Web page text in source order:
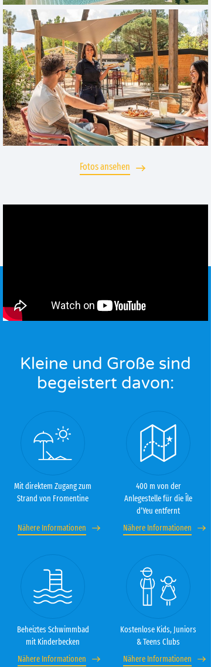
Fotos ansehen
Kleine und Große sind
begeistert davon:
Mit direktem Zugang zum
Strand von Fromentine
Nähere Informationen
400 m von der
Anlegestelle für die Île
d‘Yeu entfernt
Nähere Informationen
Beheiztes Schwimmbad
mit Kinderbecken
Nähere Informationen
Kostenlose Kids, Juniors
& Teens Clubs
Nähere Informationen